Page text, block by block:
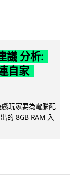
議 分析:
自家
玩家要為電腦配
的 8GB RAM 入